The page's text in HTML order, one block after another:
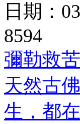
日期：
8594
彌勒救
天然古
生，都